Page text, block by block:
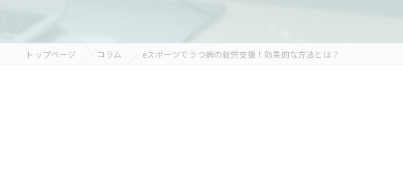
トップページ コラム eスポーツでうつ病の就労支援！効果的な方法とは？